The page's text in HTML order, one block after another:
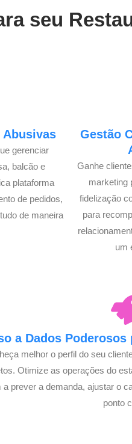
seu
Abusivas
gerenciar
balcão e
plataforma
de pedidos,
de maneira
Gestão
Ganhe
marketing
fidelização
para
um
a Dados
melhor o perfil do seu
Otimize as operações do
a prever a demanda, ajustar o
ponto